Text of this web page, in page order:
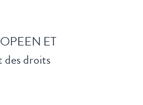
ET
des droits